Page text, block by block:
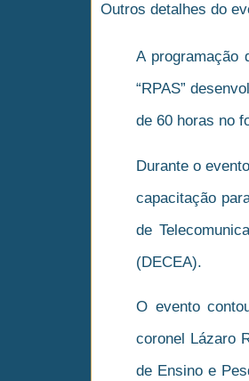
Outros detalhes do
A programação
“RPAS”
de 60 horas no
Durante o
capacitação
de
(DECEA).
O evento
coronel Lázaro
de Ensino e